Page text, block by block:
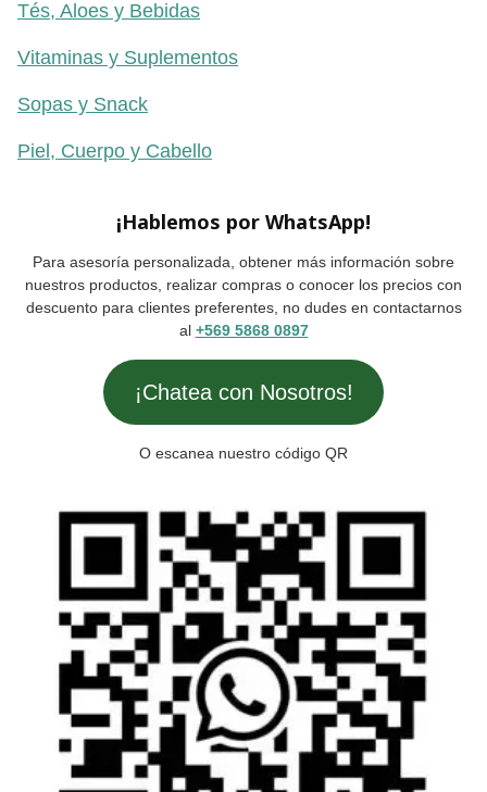
Tés, Aloes y Bebidas
Vitaminas y Suplementos
Sopas y Snack
Piel, Cuerpo y Cabello
¡Hablemos por WhatsApp!
Para asesoría personalizada, obtener más información sobre
nuestros productos, realizar compras o conocer los precios con
descuento para clientes preferentes, no dudes en contactarnos
al +569 5868 0897
¡Chatea con Nosotros!
O escanea nuestro código QR